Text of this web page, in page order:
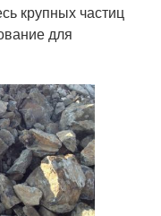
крупных частиц
для